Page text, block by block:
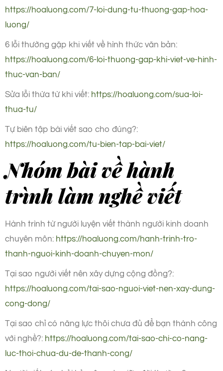
https://hoaluong.com/7-loi-dung-tu-thuong-gap-hoa-
luong/
6 lỗi thường gặp khi viết về hình thức văn bản:
https://hoaluong.com/6-loi-thuong-gap-khi-viet-ve-hinh-
thuc-van-ban/
Sửa lỗi thừa từ khi viết: https://hoaluong.com/sua-loi-
thua-tu/
Tự biên tập bài viết sao cho đúng?:
https://hoaluong.com/tu-bien-tap-bai-viet/
Nhóm bài về hành
trình làm nghề viết
Hành trình từ người luyện viết thành người kinh doanh
chuyên môn: https://hoaluong.com/hanh-trinh-tro-
thanh-nguoi-kinh-doanh-chuyen-mon/
Tại sao người viết nên xây dựng cộng đồng?:
https://hoaluong.com/tai-sao-nguoi-viet-nen-xay-dung-
cong-dong/
Tại sao chỉ có năng lực thôi chưa đủ để bạn thành công
với nghề?: https://hoaluong.com/tai-sao-chi-co-nang-
luc-thoi-chua-du-de-thanh-cong/